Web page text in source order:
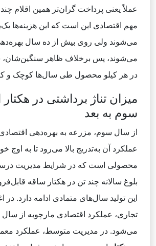
عملاً یعنی پرداخت گران‌تر همین اقلام چند
مهم اقتصادی این است که این هزینه‌ها
می‌شوند ولی روی بیش از ده سال
می‌شوند، پس برخلاف ظاهر
در هر کیلو محصول طی سال‌ها کوچک و
میزان تناژ برداشتی در
سوم به بعد
از سال سوم، مزرعه به بهره‌دهی
عملکرد آن به‌تدریج بالا می‌رود تا به اوج
محصولی است که در شرایط مدیریت
بلوغ سالانه چند تن در هکتار ساقه
این تولید سال‌های متمادی ادامه دارد. در
تجاری، عملکرد اقتصادی مارچوبه از سال
می‌شود. در مدیریت متوسط، عملکرد